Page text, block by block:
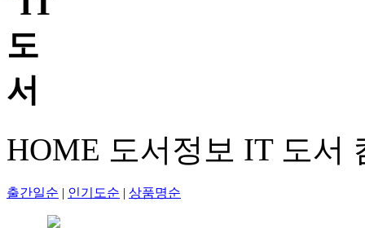
HOME 도서정보 IT 도서
출간일순 | 인기도순 | 상품명순